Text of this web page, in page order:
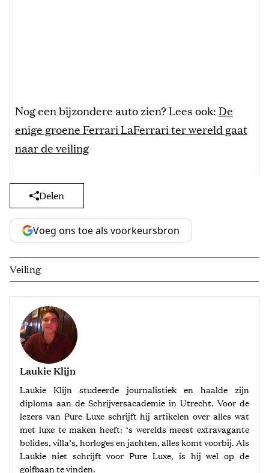
Nog een bijzondere auto zien? Lees ook: De
enige groene Ferrari LaFerrari ter wereld gaat
naar de veiling
Delen
Voeg ons toe als voorkeursbron
Veiling
Laukie Klijn
Laukie Klijn studeerde journalistiek en haalde zijn
diploma aan de Schrijversacademie in Utrecht. Voor de
lezers van Pure Luxe schrijft hij artikelen over alles wat
met luxe te maken heeft: ‘s werelds meest extravagante
bolides, villa’s, horloges en jachten, alles komt voorbij. Als
Laukie niet schrijft voor Pure Luxe, is hij wel op de
golfbaan te vinden.